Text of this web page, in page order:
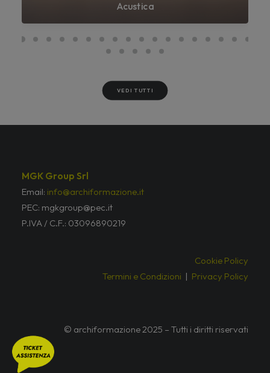
Acustica
VEDI TUTTI
MGK Group Srl
Email: info@archiformazione.it
PEC: mgkgroup@pec.it
P.IVA / C.F.: 03096890219
Cookie Policy
Termini e Condizioni | Privacy Policy
© archiformazione 2025 – Tutti i diritti riservati